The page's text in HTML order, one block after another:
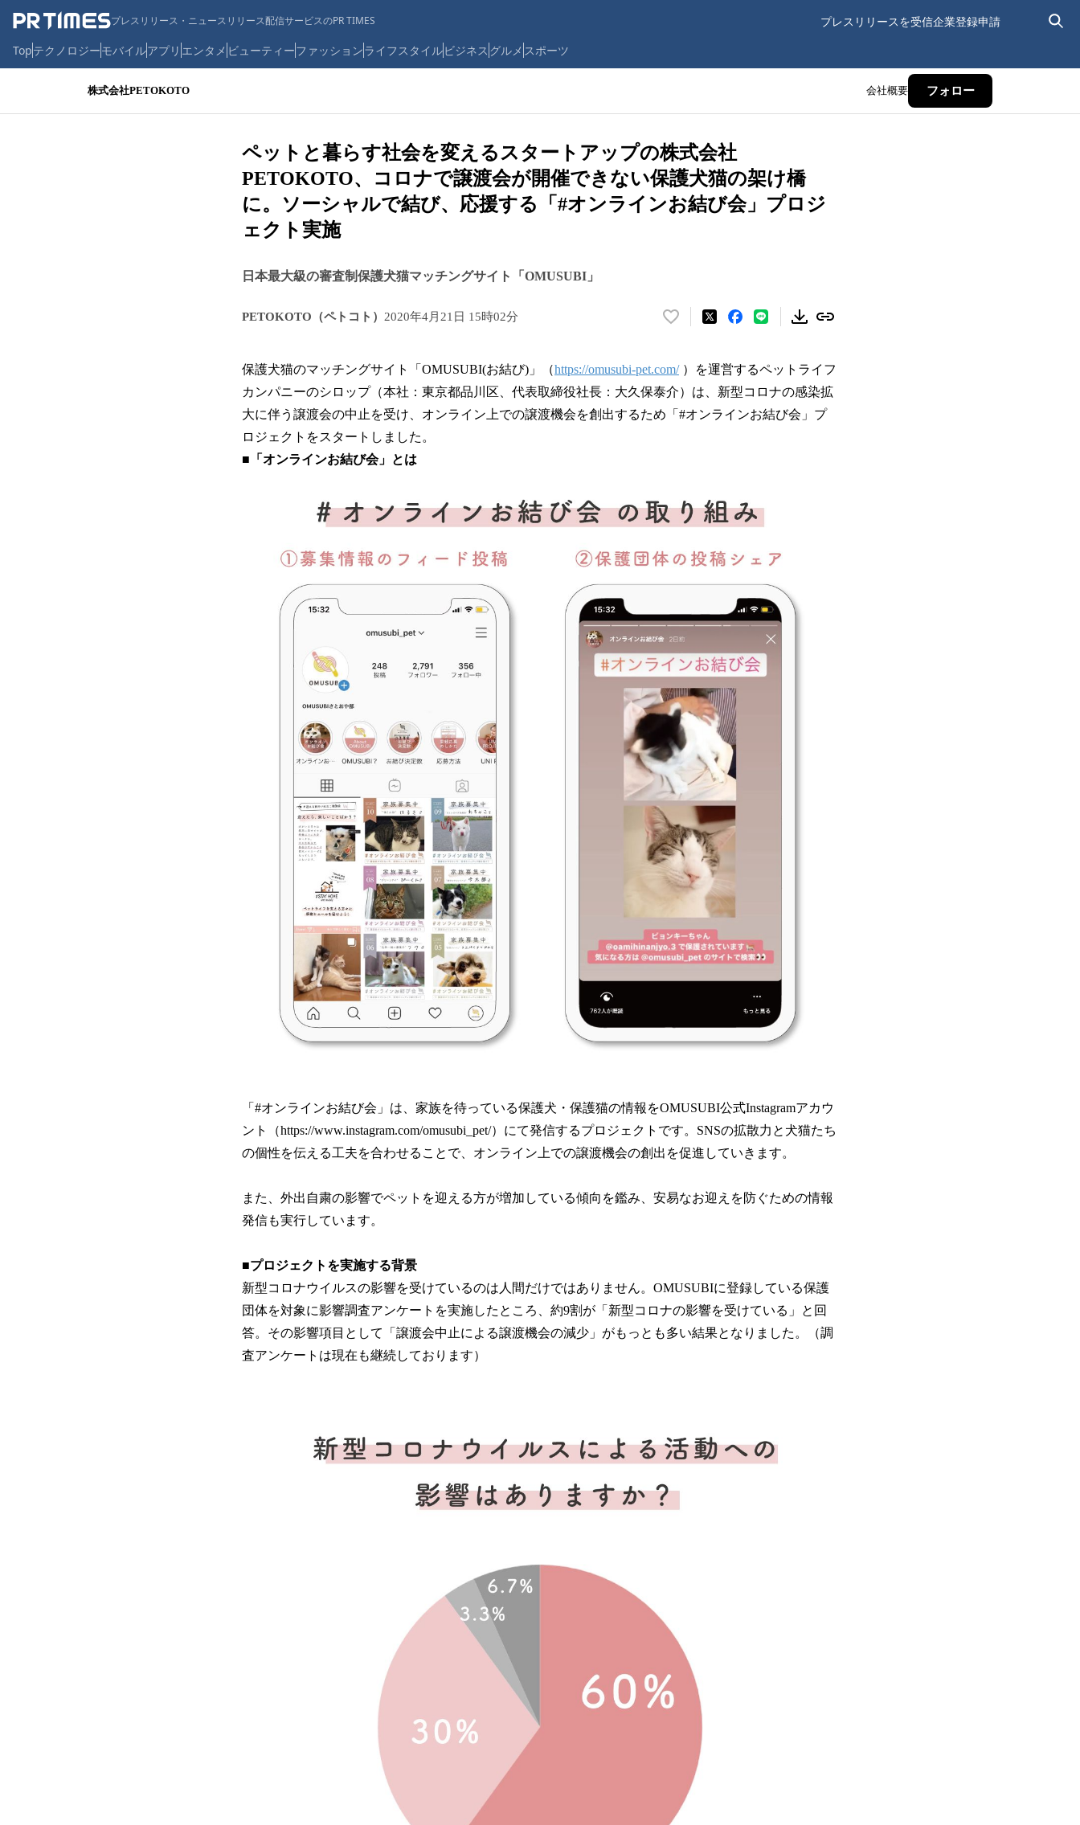
プレスリリース・ニュースリリース配信サービスのPR TIMES プレスリリースを受信企業登録申請
Topテクノロジーモバイルアプリ エンタメ ビューティーファッションライフスタイルビジネス グルメ スポーツ
株式会社PETOKOTO 会社概要 フォロー
ペットと暮らす社会を変えるスタートアップの株式会社
PETOKOTO、コロナで譲渡会が開催できない保護犬猫の架け橋
に。ソーシャルで結び、応援する「#オンラインお結び会」プロジ
ェクト実施
日本最大級の審査制保護犬猫マッチングサイト「OMUSUBI」
PETOKOTO（ペトコト） 2020年4月21日 15時02分
い
！
数
を
で
す
保護犬猫のマッチングサイト「OMUSUBI(お結び)」（https://omusubi-pet.com/）を運営するペットライフ
カンパニーのシロップ（本社：東京都品川区、代表取締役社長：大久保泰介）は、新型コロナの感染拡
大に伴う譲渡会の中止を受け、オンライン上での譲渡機会を創出するため「#オンラインお結び会」プ
ロジェクトをスタートしました。
■「オンラインお結び会」とは
「#オンラインお結び会」は、家族を待っている保護犬・保護猫の情報をOMUSUBI公式Instagramアカウ
ント（https://www.instagram.com/omusubi_pet/）にて発信するプロジェクトです。SNSの拡散力と犬猫たち
の個性を伝える工夫を合わせることで、オンライン上での譲渡機会の創出を促進していきます。
また、外出自粛の影響でペットを迎える方が増加している傾向を鑑み、安易なお迎えを防ぐための情報
発信も実行しています。
■プロジェクトを実施する背景
新型コロナウイルスの影響を受けているのは人間だけではありません。OMUSUBIに登録している保護
団体を対象に影響調査アンケートを実施したところ、約9割が「新型コロナの影響を受けている」と回
答。その影響項目として「譲渡会中止による譲渡機会の減少」がもっとも多い結果となりました。（調
査アンケートは現在も継続しております）